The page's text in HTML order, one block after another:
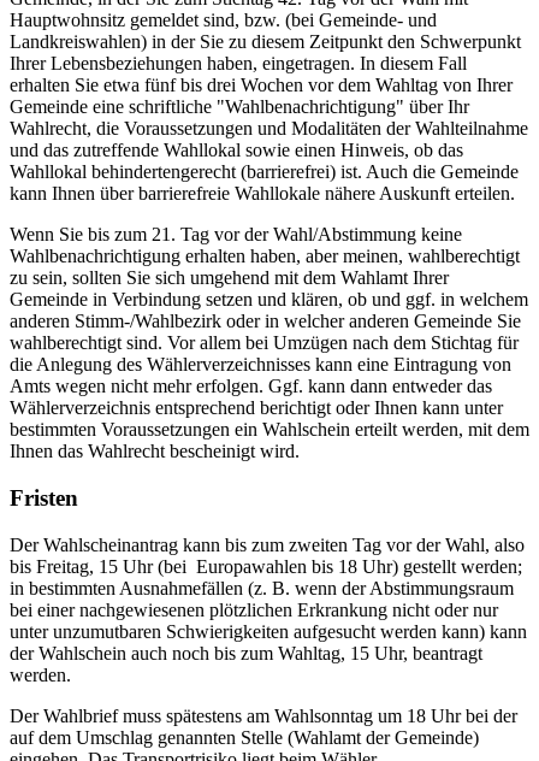
Hauptwohnsitz gemeldet sind, bzw. (bei Gemeinde- und
Landkreiswahlen) in der Sie zu diesem Zeitpunkt den Schwerpunkt
Ihrer Lebensbeziehungen haben, eingetragen. In diesem Fall
erhalten Sie etwa fünf bis drei Wochen vor dem Wahltag von Ihrer
Gemeinde eine schriftliche "Wahlbenachrichtigung" über Ihr
Wahlrecht, die Voraussetzungen und Modalitäten der Wahlteilnahme
und das zutreffende Wahllokal sowie einen Hinweis, ob das
Wahllokal behindertengerecht (barrierefrei) ist. Auch die Gemeinde
kann Ihnen über barrierefreie Wahllokale nähere Auskunft erteilen.
Wenn Sie bis zum 21. Tag vor der Wahl/Abstimmung keine
Wahlbenachrichtigung erhalten haben, aber meinen, wahlberechtigt
zu sein, sollten Sie sich umgehend mit dem Wahlamt Ihrer
Gemeinde in Verbindung setzen und klären, ob und ggf. in welchem
anderen Stimm-/Wahlbezirk oder in welcher anderen Gemeinde Sie
wahlberechtigt sind. Vor allem bei Umzügen nach dem Stichtag für
die Anlegung des Wählerverzeichnisses kann eine Eintragung von
Amts wegen nicht mehr erfolgen. Ggf. kann dann entweder das
Wählerverzeichnis entsprechend berichtigt oder Ihnen kann unter
bestimmten Voraussetzungen ein Wahlschein erteilt werden, mit dem
Ihnen das Wahlrecht bescheinigt wird.
Fristen
Der Wahlscheinantrag kann bis zum zweiten Tag vor der Wahl, also
bis Freitag, 15 Uhr (bei Europawahlen bis 18 Uhr) gestellt werden;
in bestimmten Ausnahmefällen (z. B. wenn der Abstimmungsraum
bei einer nachgewiesenen plötzlichen Erkrankung nicht oder nur
unter unzumutbaren Schwierigkeiten aufgesucht werden kann) kann
der Wahlschein auch noch bis zum Wahltag, 15 Uhr, beantragt
werden.
Der Wahlbrief muss spätestens am Wahlsonntag um 18 Uhr bei der
auf dem Umschlag genannten Stelle (Wahlamt der Gemeinde)